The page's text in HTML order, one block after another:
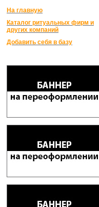
На главную
Каталог ритуальных фирм и
других компаний
Добавить себя в базу